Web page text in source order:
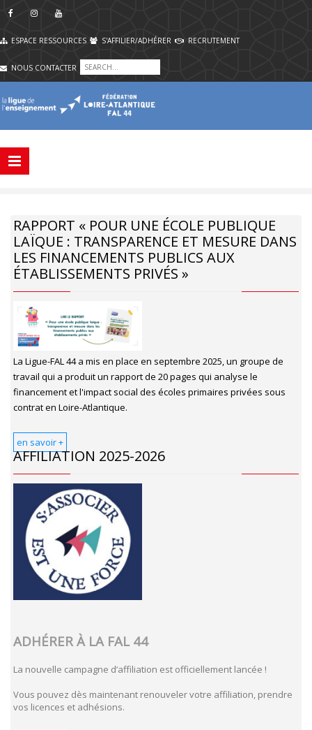
ESPACE RESSOURCES S'AFFILIER/ADHÉRER RECRUTEMENT
NOUS CONTACTER
RAPPORT « POUR UNE ÉCOLE PUBLIQUE
LAÏQUE : TRANSPARENCE ET MESURE DANS
LES FINANCEMENTS PUBLICS AUX
ÉTABLISSEMENTS PRIVÉS »
La Ligue-FAL 44 a mis en place en septembre 2025, un groupe de
travail qui a produit un rapport de 20 pages qui analyse le
financement et l'impact social des écoles primaires privées sous
contrat en Loire-Atlantique.
en savoir +
AFFILIATION 2025-2026
ADHÉRER À LA FAL 44
La nouvelle campagne d’affiliation est officiellement lancée !
Vous pouvez dès maintenant renouveler votre affiliation, prendre
vos licences et adhésions.